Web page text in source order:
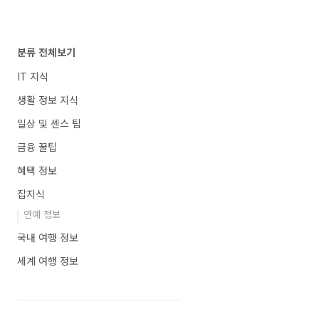
분류 전체보기
IT 지식
생활 정보 지식
일상 및 센스 팁
금융 꿀팁
혜택 정보
잡지식
연예 정보
국내 여행 정보
세계 여행 정보